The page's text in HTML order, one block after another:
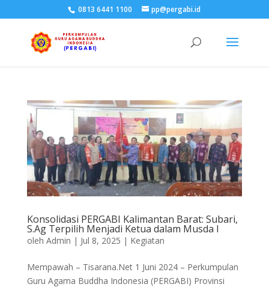
0813 6441 1100 pp@pergabi.id
Konsolidasi PERGABI Kalimantan Barat: Subari,
S.Ag Terpilih Menjadi Ketua dalam Musda I
oleh Admin | Jul 8, 2025 | Kegiatan
Mempawah – Tisarana.Net 1 Juni 2024 – Perkumpulan
Guru Agama Buddha Indonesia (PERGABI) Provinsi